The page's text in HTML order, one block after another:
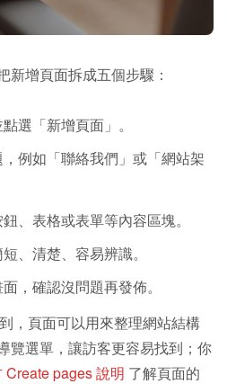
新增頁面拆成五個步驟：
選「新增頁面」。
例如「聯絡我們」或「網站架
、表格或表單等內容區塊。
、清楚、容易辨識。
，確認沒問題再發佈。
，頁面可以用來整理網站結構
覽選單，讓訪客更容易找到；你
Create pages 說明 了解頁面的